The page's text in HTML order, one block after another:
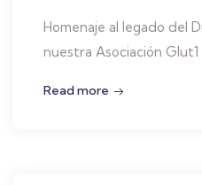
Homenaje al legado del
nuestra Asociación Glut1
Read more